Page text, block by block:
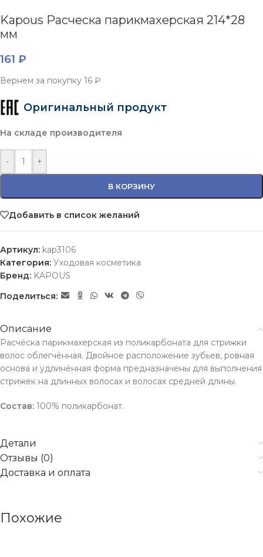
Kapous Расческа парикмахерская 214*28
мм
161 ₽
Вернем за покупку 16 ₽
Оригинальный продукт
На складе производителя
- +
В КОРЗИНУ
Добавить в список желаний
Артикул: kap3106
Категория: Уходовая косметика
Бренд: KAPOUS
Поделиться:
Описание
Расчёска парикмахерская из поликарбоната для стрижки
волос облегчённая. Двойное расположение зубьев, ровная
основа и удлинённая форма предназначены для выполнения
стрижек на длинных волосах и волосах средней длины.
Состав: 100% поликарбонат.
Детали
Отзывы (0)
Доставка и оплата
Похожие